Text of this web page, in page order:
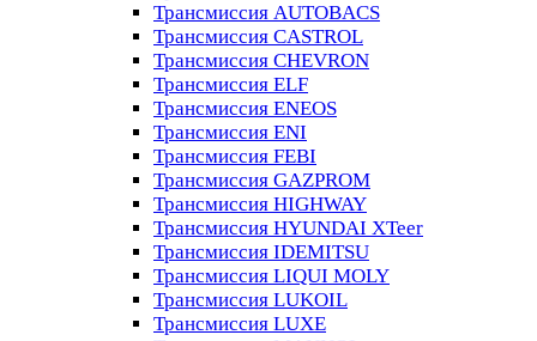
Трансмиссия AUTOBACS
Трансмиссия CASTROL
Трансмиссия CHEVRON
Трансмиссия ELF
Трансмиссия ENEOS
Трансмиссия ENI
Трансмиссия FEBI
Трансмиссия GAZPROM
Трансмиссия HIGHWAY
Трансмиссия HYUNDAI XTeer
Трансмиссия IDEMITSU
Трансмиссия LIQUI MOLY
Трансмиссия LUKOIL
Трансмиссия LUXE